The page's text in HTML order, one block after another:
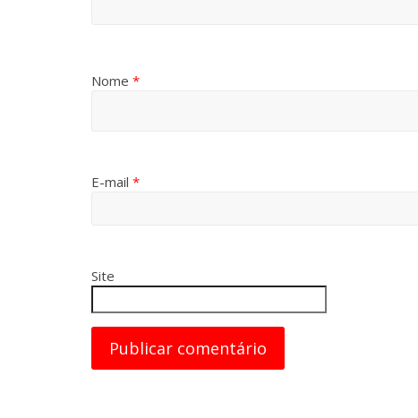
Nome *
E-mail *
Site